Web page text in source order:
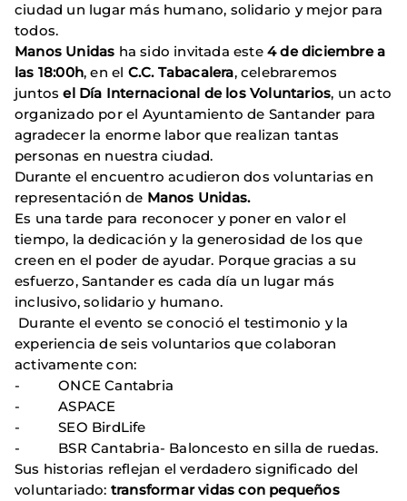
ciudad un lugar más humano, solidario y mejor para
todos.
Manos Unidas ha sido invitada este4 de diciembre a
las 18:00h, en el C.C. Tabacalera, celebraremos
juntosel Día Internacional de los Voluntarios, un acto
organizado por el Ayuntamiento de Santander para
agradecer la enorme labor que realizan tantas
personas en nuestra ciudad.
Durante el encuentro acudieron dos voluntarias en
representación de Manos Unidas.
Es una tarde para reconocer y poner en valor el
tiempo, la dedicación y la generosidad de los que
creen en el poder de ayudar. Porque gracias a su
esfuerzo, Santander es cada día un lugar más
inclusivo, solidario y humano.
Durante el evento se conoció el testimonio y la
experiencia de seis voluntarios que colaboran
activamente con:
- ONCE Cantabria
- ASPACE
- SEO BirdLife
- BSR Cantabria- Baloncesto en silla de ruedas.
Sus historias reflejan el verdadero significado del
voluntariado: transformar vidas con pequeños